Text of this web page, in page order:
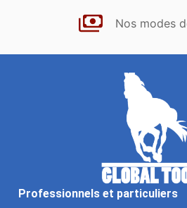
Nos modes
Professionnels et particuliers